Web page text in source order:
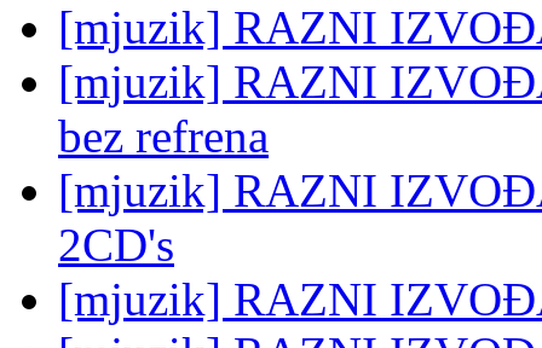
[mjuzik] RAZNI
[mjuzik] RAZNI
bez refrena
[mjuzik] RAZNI
2CD's
[mjuzik] RAZNI